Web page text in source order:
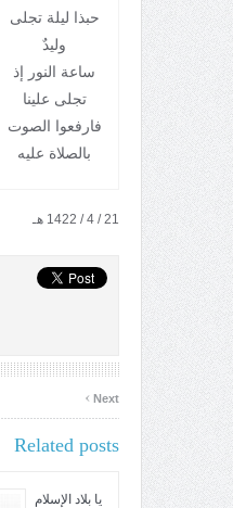
حبذا ليلة تجلى
وليدٌ
ساعة النور إذ
تجلى علينا
فارفعوا الصوت
بالصلاة عليه
21 / 4 / 1422 هـ
Next
›
Related posts
يا بلاد الإسلام